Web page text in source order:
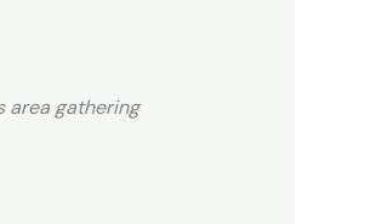
area gathering